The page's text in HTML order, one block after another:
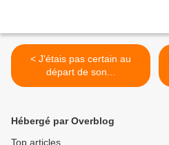
< J'étais pas certain au
départ de son...
Hébergé par Overblog
Top articles